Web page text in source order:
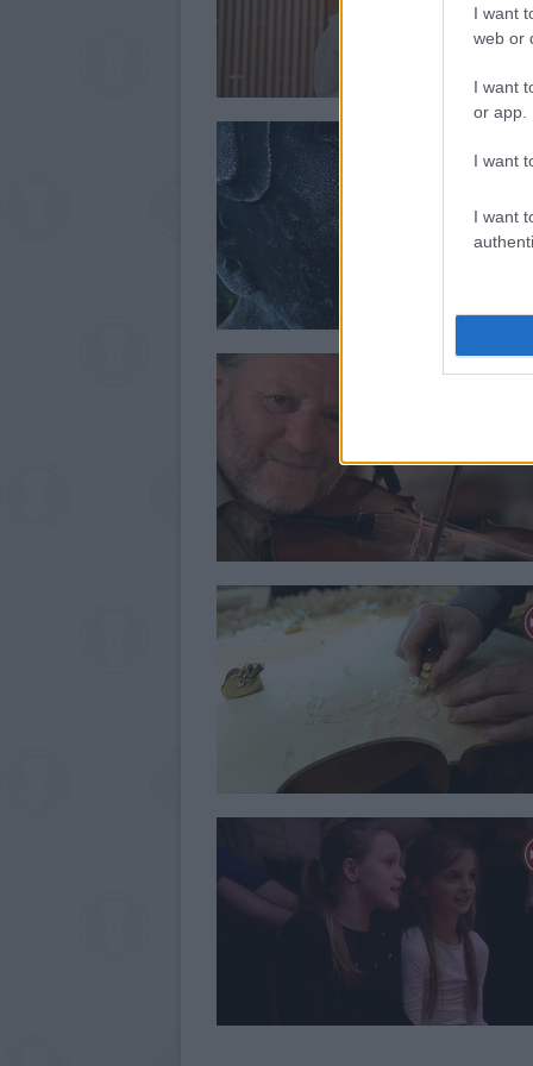
I want
web or
I want
or app.
I want
I want